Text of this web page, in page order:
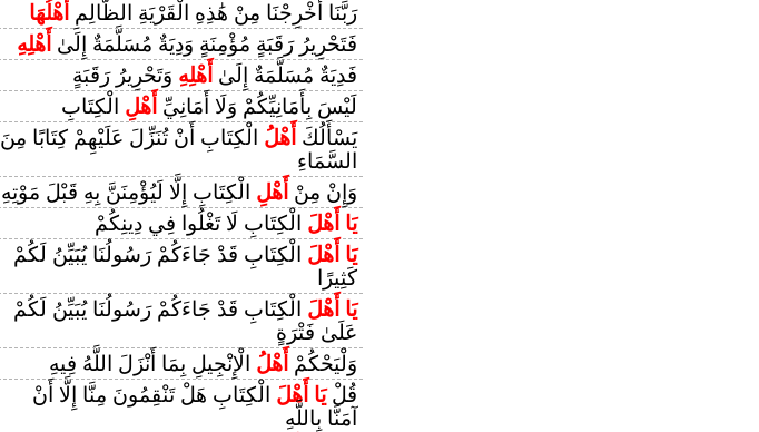
رَبَّنَا أَخْرِجْنَا مِنْ هَٰذِهِ الْقَرْيَةِ الظَّالِمِ أَهْلُهَا
فَتَحْرِيرُ رَقَبَةٍ مُؤْمِنَةٍ وَدِيَةٌ مُسَلَّمَةٌ إِلَىٰ أَهْلِهِ
فَدِيَةٌ مُسَلَّمَةٌ إِلَىٰ أَهْلِهِ وَتَحْرِيرُ رَقَبَةٍ
لَيْسَ بِأَمَانِيِّكُمْ وَلَا أَمَانِيِّ أَهْلِ الْكِتَابِ
يَسْأَلُكَ أَهْلُ الْكِتَابِ أَنْ تُنَزِّلَ عَلَيْهِمْ كِتَابًا مِنَ
السَّمَاءِ
وَإِنْ مِنْ أَهْلِ الْكِتَابِ إِلَّا لَيُؤْمِنَنَّ بِهِ قَبْلَ مَوْتِهِ
يَا أَهْلَ الْكِتَابِ لَا تَغْلُوا فِي دِينِكُمْ
يَا أَهْلَ الْكِتَابِ قَدْ جَاءَكُمْ رَسُولُنَا يُبَيِّنُ لَكُمْ
كَثِيرًا
يَا أَهْلَ الْكِتَابِ قَدْ جَاءَكُمْ رَسُولُنَا يُبَيِّنُ لَكُمْ
عَلَىٰ فَتْرَةٍ
وَلْيَحْكُمْ أَهْلُ الْإِنْجِيلِ بِمَا أَنْزَلَ اللَّهُ فِيهِ
قُلْيَا أَهْلَ الْكِتَابِ هَلْ تَنْقِمُونَ مِنَّا إِلَّا أَنْ
آمَنَّا بِاللَّهِ